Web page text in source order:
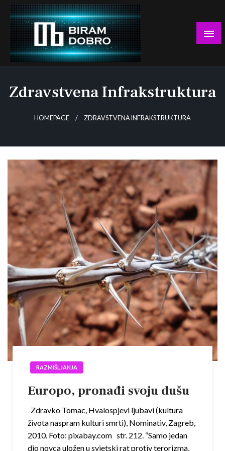
Skip
content
Zdravstvena Infrakstruktura
HOMEPAGE ZDRAVSTVENA INFRAKSTRUKTURA
RAZMIŠLJANJA
Europo, pronađi svoju dušu
Zdravko Tomac, Hvalospjevi ljubavi (kultura
života naspram kulturi smrti), Nominativ, Zagreb,
2010. Foto: pixabay.com str. 212. “Samo jedan
dio novca uložen u svjetski rat protiv terorizma,